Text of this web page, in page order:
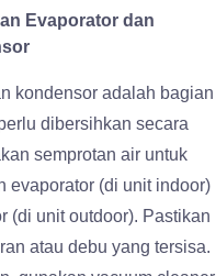
Evaporator dan
kondensor adalah bagian
dibersihkan secara
semprotan air untuk
evaporator (di unit indoor)
(di unit outdoor). Pastikan
atau debu yang tersisa.